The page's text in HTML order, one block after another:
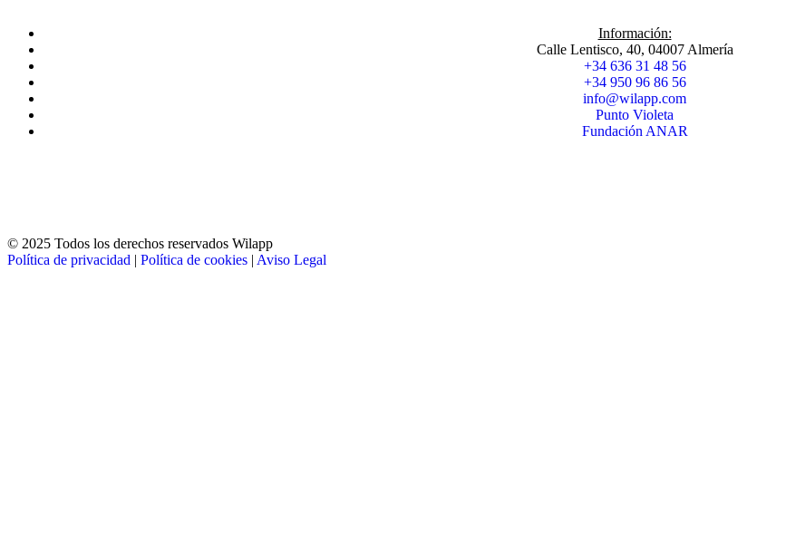
Información:
Calle Lentisco, 40, 04007 Almería
+34 636 31 48 56
+34 950 96 86 56
info@wilapp.com
Punto Violeta
Fundación ANAR
© 2025 Todos los derechos reservados Wilapp
Política de privacidad | Política de cookies | Aviso Legal